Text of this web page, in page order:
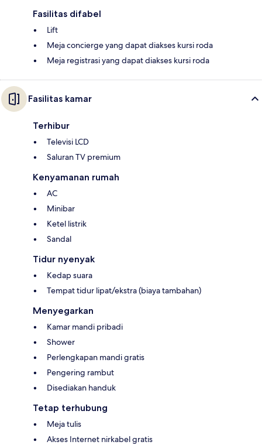
Fasilitas difabel
Lift
Meja concierge yang dapat diakses kursi roda
Meja registrasi yang dapat diakses kursi roda
Fasilitas kamar
Terhibur
Televisi LCD
Saluran TV premium
Kenyamanan rumah
AC
Minibar
Ketel listrik
Sandal
Tidur nyenyak
Kedap suara
Tempat tidur lipat/ekstra (biaya tambahan)
Menyegarkan
Kamar mandi pribadi
Shower
Perlengkapan mandi gratis
Pengering rambut
Disediakan handuk
Tetap terhubung
Meja tulis
Akses Internet nirkabel gratis